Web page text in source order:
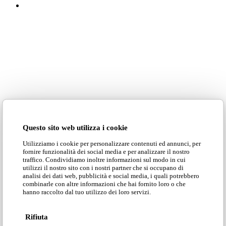
Questo sito web utilizza i cookie
Utilizziamo i cookie per personalizzare contenuti ed annunci, per
fornire funzionalità dei social media e per analizzare il nostro
traffico. Condividiamo inoltre informazioni sul modo in cui
utilizzi il nostro sito con i nostri partner che si occupano di
analisi dei dati web, pubblicità e social media, i quali potrebbero
combinarle con altre informazioni che hai fornito loro o che
hanno raccolto dal tuo utilizzo dei loro servizi.
Rifiuta
unici i tuoi prodotti
Personalizzare divani e poltrone può essere un modo
per rendere unico il tuo mondo, per sfruttare al
meglio i tuoi spazi, o dare vita alla tua creatività. La